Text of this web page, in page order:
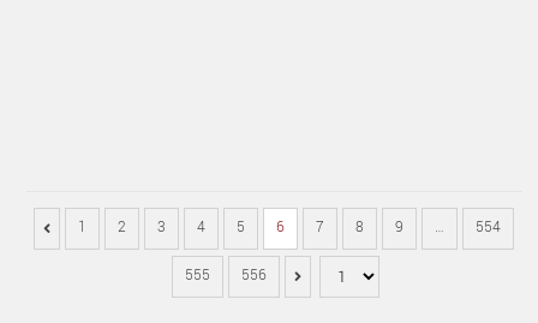
1 2 3 4 5 6 7 8 9 … 554
555 556